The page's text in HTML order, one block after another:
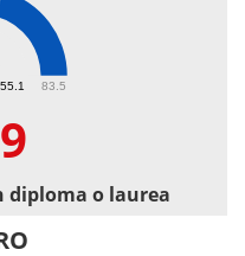
83.5
diploma o laurea